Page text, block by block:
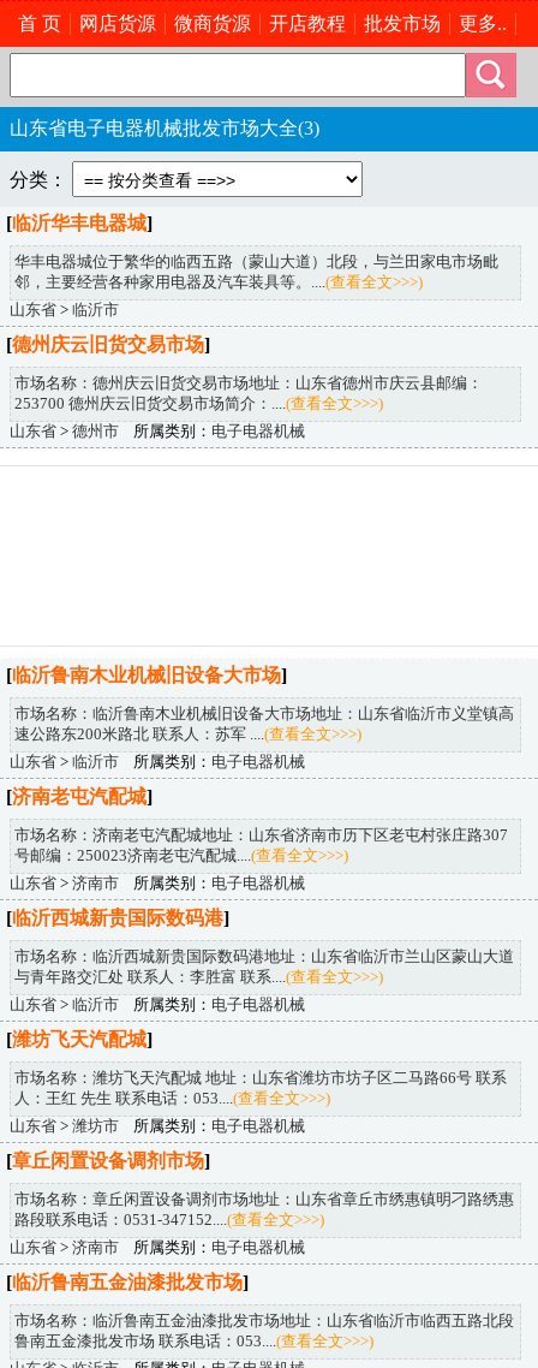
首 页 网店货源 微商货源 开店教程 批发市场 更多..
山东省电子电器机械批发市场大全(3)
分类：
[临沂华丰电器城]
华丰电器城位于繁华的临西五路（蒙山大道）北段，与兰田家电市场毗
邻，主要经营各种家用电器及汽车装具等。....(查看全文>>>)
山东省 > 临沂市
[德州庆云旧货交易市场]
市场名称：德州庆云旧货交易市场地址：山东省德州市庆云县邮编：
253700 德州庆云旧货交易市场简介：....(查看全文>>>)
山东省 > 德州市 所属类别： 电子电器机械
[临沂鲁南木业机械旧设备大市场]
市场名称：临沂鲁南木业机械旧设备大市场地址：山东省临沂市义堂镇高
速公路东200米路北 联系人：苏军 .... (查看全文>>>)
山东省 > 临沂市 所属类别： 电子电器机械
[济南老屯汽配城]
市场名称：济南老屯汽配城地址：山东省济南市历下区老屯村张庄路307
号邮编：250023济南老屯汽配城.... (查看全文>>>)
山东省 > 济南市 所属类别： 电子电器机械
[临沂西城新贵国际数码港]
市场名称：临沂西城新贵国际数码港地址：山东省临沂市兰山区蒙山大道
与青年路交汇处 联系人：李胜富 联系.... (查看全文>>>)
山东省 > 临沂市 所属类别： 电子电器机械
[潍坊飞天汽配城]
市场名称：潍坊飞天汽配城 地址：山东省潍坊市坊子区二马路66号 联系
人：王红 先生 联系电话：053.... (查看全文>>>)
山东省 > 潍坊市 所属类别： 电子电器机械
[章丘闲置设备调剂市场]
市场名称：章丘闲置设备调剂市场地址：山东省章丘市绣惠镇明刁路绣惠
路段联系电话：0531-347152.... (查看全文>>>)
山东省 > 济南市 所属类别： 电子电器机械
[临沂鲁南五金油漆批发市场]
市场名称：临沂鲁南五金油漆批发市场地址：山东省临沂市临西五路北段
鲁南五金漆批发市场 联系电话：053.... (查看全文>>>)